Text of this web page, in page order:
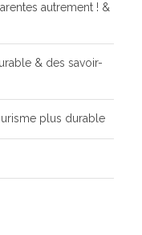
autrement ! &
& des savoir-
plus durable